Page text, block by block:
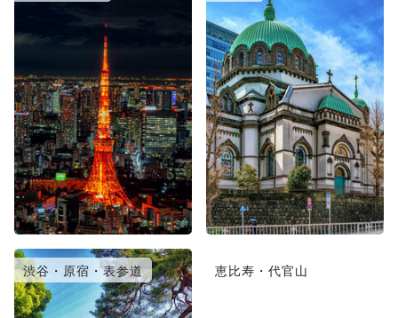
渋谷・原宿・表参道 恵比寿・代官山